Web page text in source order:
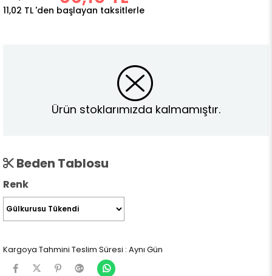
11,02 TL 'den başlayan taksitlerle
Ürün stoklarımızda kalmamıştır.
Beden Tablosu
Renk
Kargoya Tahmini Teslim Süresi : Aynı Gün